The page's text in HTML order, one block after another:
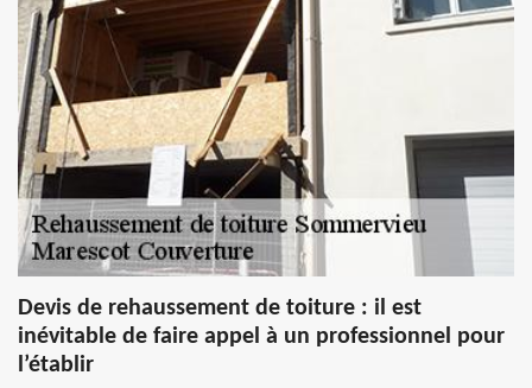
Devis de rehaussement de toiture : il est
inévitable de faire appel à un professionnel pour
l’établir